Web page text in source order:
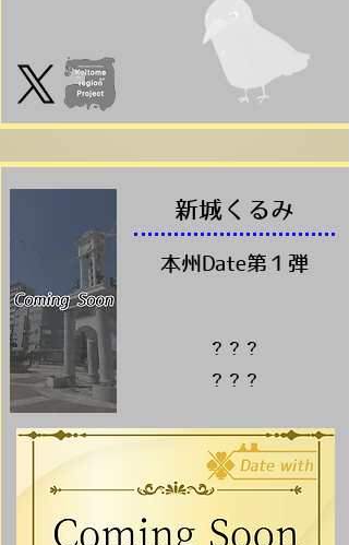
​新城くるみ
本州Date第１弾
？？？
？？？